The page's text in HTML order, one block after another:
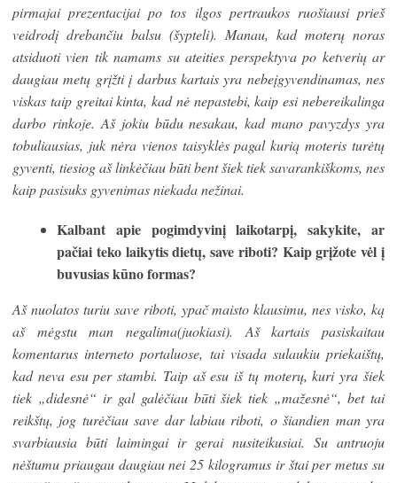
pirmajai prezentacijai po tos ilgos pertraukos ruošiausi prieš
veidrodį drebančiu balsu (šypteli). Manau, kad moterų noras
atsiduoti vien tik namams su ateities perspektyva po ketverių ar
daugiau metų grįžti į darbus kartais yra nebeįgyvendinamas, nes
viskas taip greitai kinta, kad nė nepastebi, kaip esi nebereikalinga
darbo rinkoje. Aš jokiu būdu nesakau, kad mano pavyzdys yra
tobuliausias, juk nėra vienos taisyklės pagal kurią moteris turėtų
gyventi, tiesiog aš linkėčiau būti bent šiek tiek savarankiškoms, nes
kaip pasisuks gyvenimas niekada nežinai.
Kalbant apie pogimdyvinį laikotarpį, sakykite, ar
pačiai teko laikytis dietų, save riboti? Kaip grįžote vėl į
buvusias kūno formas?
Aš nuolatos turiu save riboti, ypač maisto klausimu, nes visko, ką
aš mėgstu man negalima(juokiasi). Aš kartais pasiskaitau
komentarus interneto portaluose, tai visada sulaukiu priekaištų,
kad neva esu per stambi. Taip aš esu iš tų moterų, kuri yra šiek
tiek „didesnė“ ir gal galėčiau būti šiek tiek „mažesnė“, bet tai
reikštų, jog turėčiau save dar labiau riboti, o šiandien man yra
svarbiausia būti laimingai ir gerai nusiteikusiai. Su antruoju
nėštumu priaugau daugiau nei 25 kilogramus ir štai per metus su